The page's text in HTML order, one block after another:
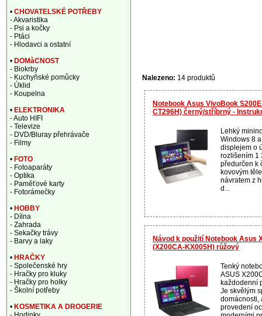
Nalezeno: 14 produktů
Notebook Asus VivoBook
CT296H) černý/stříbrný -
Lehký
Windows 8
displejem o
rozlišením 1
předurčen k
kovovým
návratem z
d...
Návod k použití Notebook Asus
(X200CA-KX005H) růžový
Tenký
ASUS
každodenní
Je skvělým
domácnosti,
provedení
• CHOVATELSKÉ POTŘEBY
- Akvaristika
- Psi a kočky
- Ptáci
- Hlodavci a ostatní
• DOMàCNOST
- Biokrby
- Kuchyňské pomůcky
- Úklid
- Koupelna
• ELEKTRONIKA
- Auto HIFI
- Televize
- DVD/Bluray přehrávače
- Filmy
• FOTO
- Fotoaparáty
- Optika
- Paměťové karty
- Fotorámečky
• HOBBY
- Dílna
- Zahrada
- Sekačky trávy
- Barvy a laky
• HRAČKY
- Společenské hry
- Hračky pro kluky
- Hračky pro holky
- Školní potřeby
• KOSMETIKA A DROGERIE